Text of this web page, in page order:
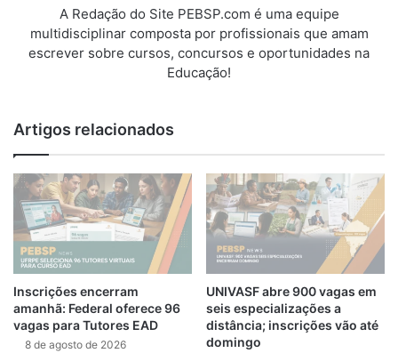
A Redação do Site PEBSP.com é uma equipe
multidisciplinar composta por profissionais que amam
escrever sobre cursos, concursos e oportunidades na
Educação!
Artigos relacionados
Inscrições encerram
amanhã: Federal oferece 96
vagas para Tutores EAD
8 de agosto de 2026
UNIVASF abre 900 vagas em
seis especializações a
distância; inscrições vão até
domingo